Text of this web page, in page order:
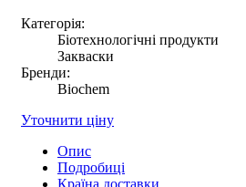
Категорія:
Біотехнологічні продукти
Закваски
Бренди:
Biochem
Уточнити ціну
Опис
Подробиці